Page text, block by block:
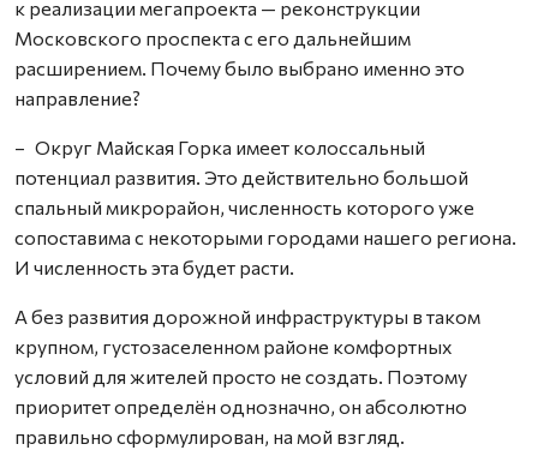
к реализации мегапроекта — реконструкции
Московского проспекта с его дальнейшим
расширением. Почему было выбрано именно это
направление?
– Округ Майская Горка имеет колоссальный
потенциал развития. Это действительно большой
спальный микрорайон, численность которого уже
сопоставима с некоторыми городами нашего региона.
И численность эта будет расти.
А без развития дорожной инфраструктуры в таком
крупном, густозаселенном районе комфортных
условий для жителей просто не создать. Поэтому
приоритет определён однозначно, он абсолютно
правильно сформулирован, на мой взгляд.